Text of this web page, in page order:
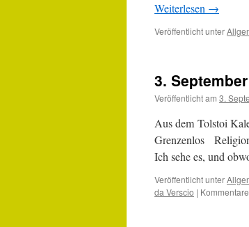
Weiterlesen →
Veröffentlicht unter
3.
Veröffentlicht am 3.
Aus dem Tolstoi
Grenzenlos
Ich sehe es, und
Veröffentlicht unter
da Verscio |